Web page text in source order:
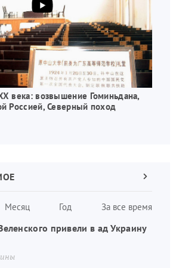
века: возвышение Гоминьдана,
Россией, Северный поход
Месяц Год За все время
Следующая
привели в ад Украину